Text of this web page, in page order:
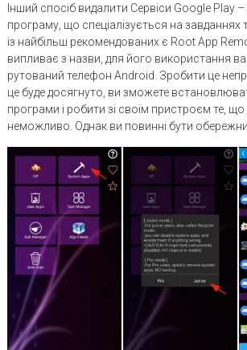
Інший спосіб видалити Сервіси Google Play
програму, що спеціалізується на завданнях
із найбільш рекомендованих є Root App
випливає з назви, для його використання
рутований телефон Android. Зробити це
це буде досягнуто, ви зможете
програми і робити зі своїм пристроєм те,
неможливо. Однак ви повинні бути